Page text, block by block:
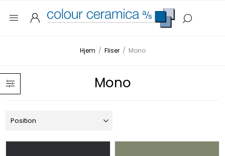
Hjem / Fliser / Mono
Mono